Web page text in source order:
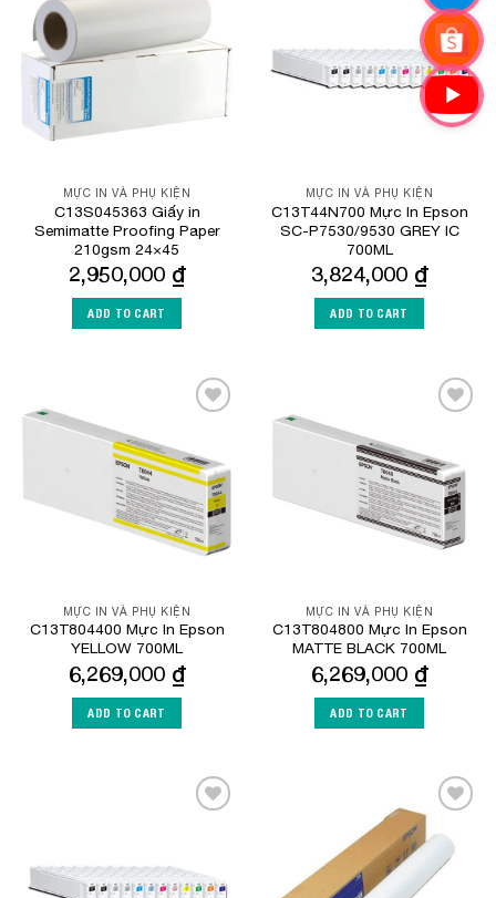
Wishlist
MỰC IN VÀ PHỤ KIỆN
C13S045363 Giấy in
Semimatte Proofing Paper
210gsm 24×45
2,950,000 ₫
ADD TO CART
Add to
Wishlist
MỰC IN VÀ PHỤ KIỆN
C13T44N700 Mực In Epson
SC-P7530/9530 GREY IC
700ML
3,824,000 ₫
ADD TO CART
MỰC IN VÀ PHỤ KIỆN
C13T804400 Mực In Epson
YELLOW 700ML
6,269,000 ₫
ADD TO CART
MỰC IN VÀ PHỤ KIỆN
C13T804800 Mực In Epson
MATTE BLACK 700ML
6,269,000 ₫
ADD TO CART
Wishlist